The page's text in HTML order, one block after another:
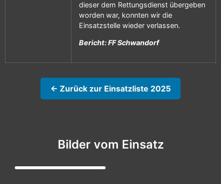
dieser dem Rettungsdienst übergeben
worden war, konnten wir die
Einsatzstelle wieder verlassen.
Bericht: FF Schwandorf
← Zurück zur Einsatzliste 2025
Bilder vom Einsatz